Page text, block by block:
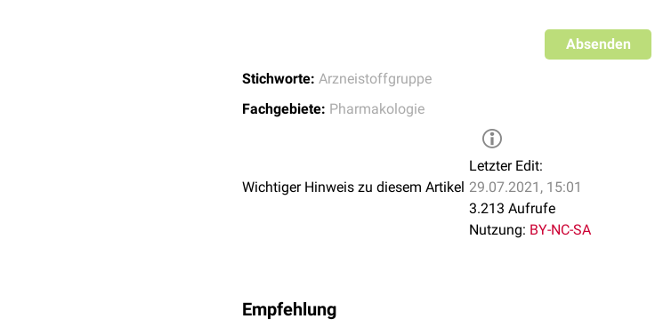
Bei letzteren hat sich bislang (2021) noch keine einheitliche
Begriff "Checkpoint-Agonisten" versteht sich daher als Platzhalter.
Absenden
Stichworte: Arzneistoffgruppe
Fachgebiete: Pharmakologie
Wichtiger Hinweis zu diesem Artikel
Letzter Edit:
29.07.2021, 15:01
3.213 Aufrufe
Nutzung: BY-NC-SA
Empfehlung